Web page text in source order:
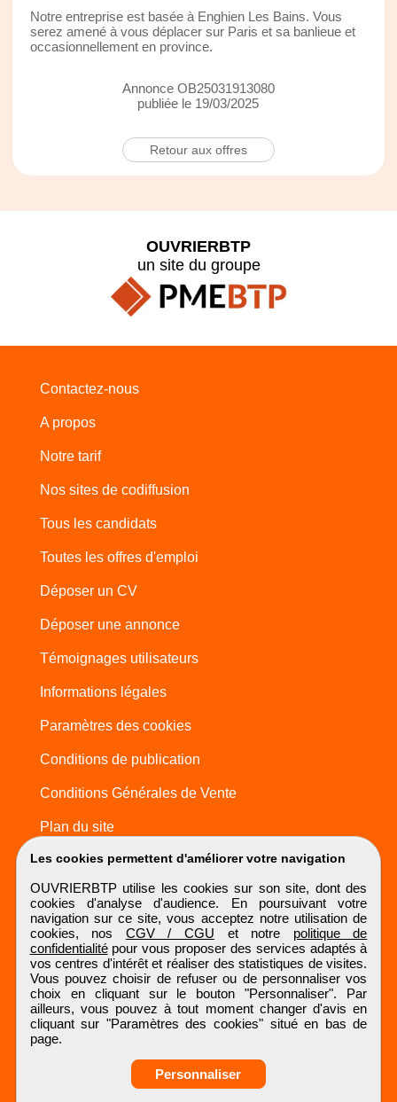
Notre entreprise est basée à Enghien Les Bains. Vous
serez amené à vous déplacer sur Paris et sa banlieue et
occasionnellement en province.
Annonce OB25031913080
publiée le 19/03/2025
Retour aux offres
Les cookies permettent d'améliorer votre navigation
OUVRIERBTP utilise les cookies sur son site, dont des
cookies d'analyse d'audience. En poursuivant votre
navigation sur ce site, vous acceptez notre utilisation de
cookies, nos CGV / CGU et notre politique de
confidentialitépour vous proposer des services adaptés à
vos centres d'intérêt et réaliser des statistiques de visites.
Vous pouvez choisir de refuser ou de personnaliser vos
choix en cliquant sur le bouton "Personnaliser". Par
ailleurs, vous pouvez à tout moment changer d'avis en
cliquant sur "Paramètres des cookies" situé en bas de
page.
Personnaliser
OUVRIERBTP
un site du groupe
Contactez-nous
A propos
Notre tarif
Nos sites de codiffusion
Tous les candidats
Toutes les offres d'emploi
Déposer un CV
Déposer une annonce
Témoignages utilisateurs
Informations légales
Paramètres des cookies
Conditions de publication
Conditions Générales de Vente
Plan du site